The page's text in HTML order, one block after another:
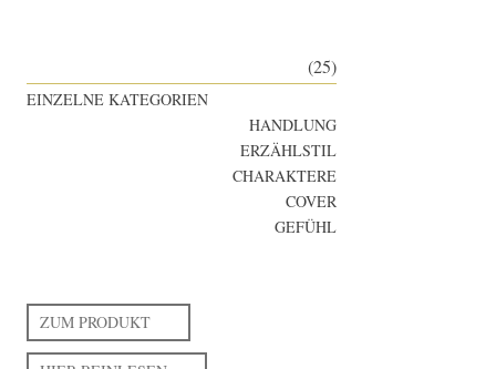
(25)
EINZELNE KATEGORIEN
HANDLUNG
ERZÄHLSTIL
CHARAKTERE
COVER
GEFÜHL
ZUM PRODUKT